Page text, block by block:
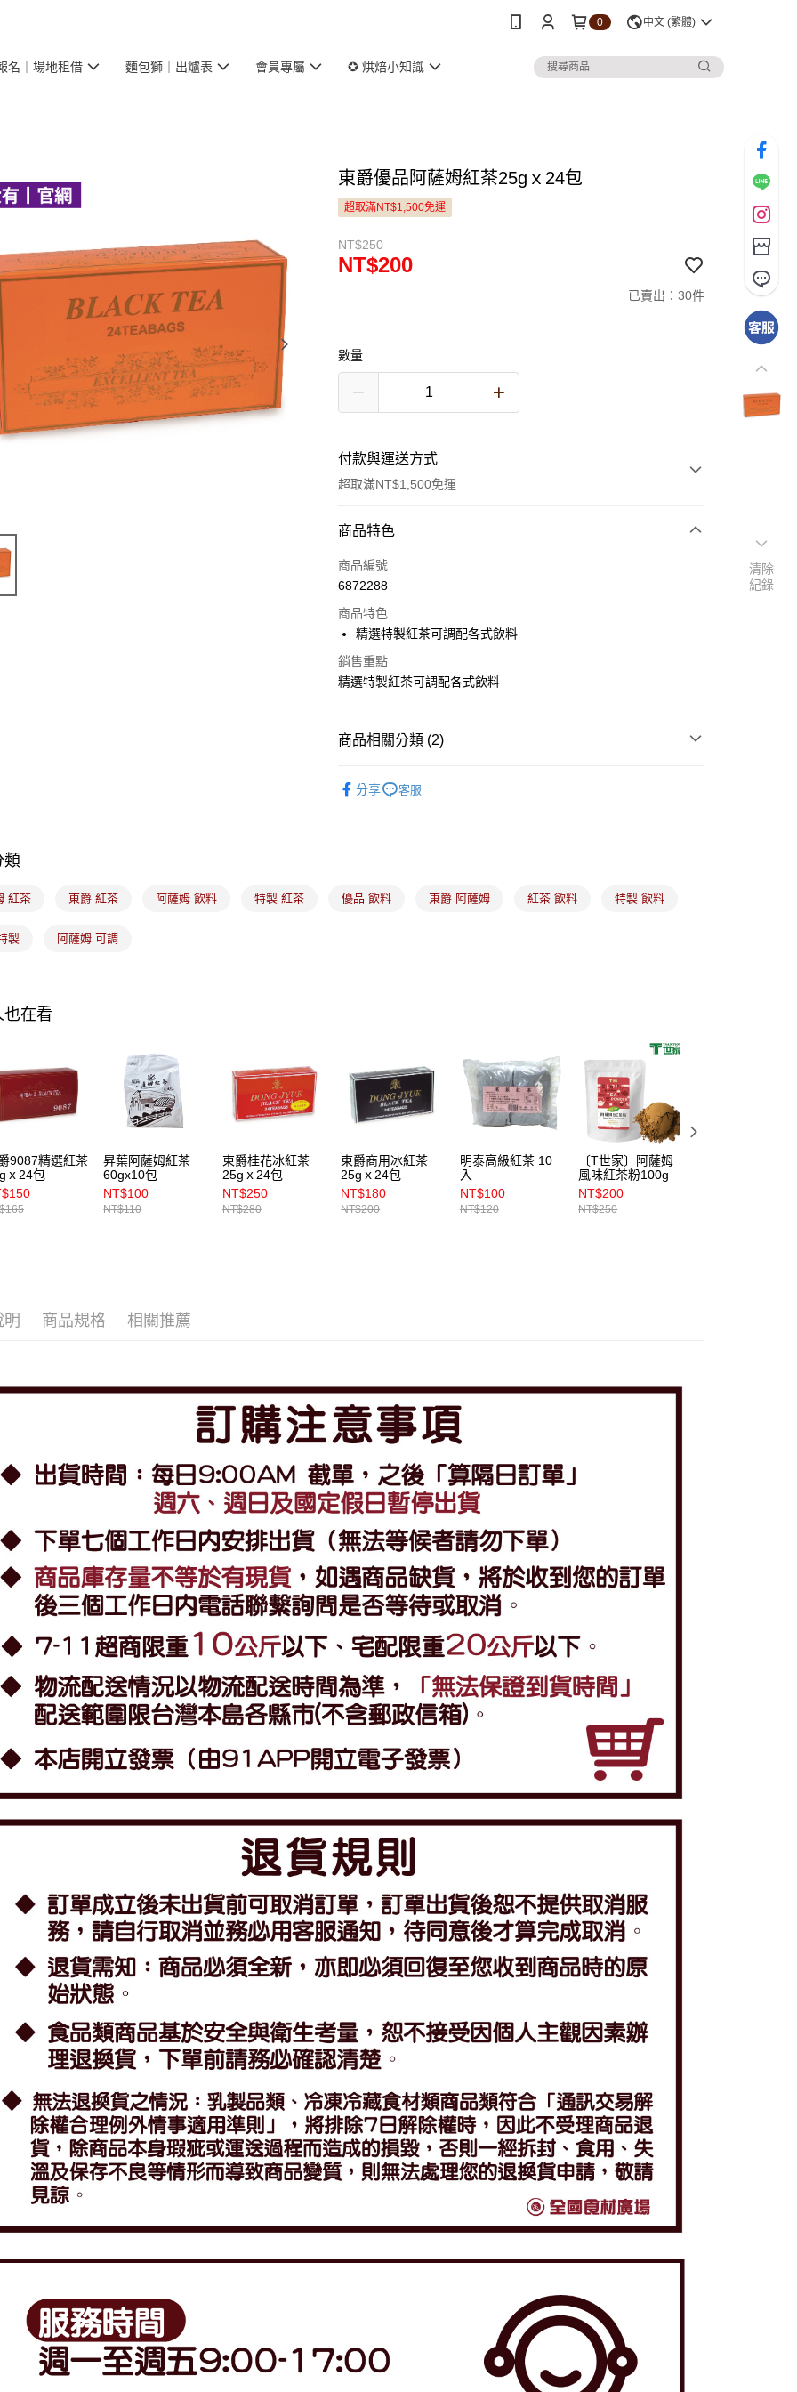
0 中文 (繁體)
名｜場地租借 麵包獅｜出爐表 會員專屬 ✪ 烘焙小知識
東爵優品阿薩姆紅茶25gｘ24包
超取滿NT$1,500免運
NT$250
NT$200
已賣出：30件
數量
付款與運送方式
超取滿NT$1,500免運
付款方式
信用卡一次付款
Apple Pay
悠遊付
常溫宅配-(限重20kg以下)
商品特色
商品編號
6872288
商品特色
精選特製紅茶可調配各式飲料
銷售重點
精選特製紅茶可調配各式飲料
商品相關分類 (2)
分享 客服
類
紅茶 東爵 紅茶 阿薩姆 飲料 特製 紅茶 優品 飲料 東爵 阿薩姆 紅茶 飲料 特製 飲料
製 阿薩姆 可調
也在看
9087精選紅茶
ｘ24包
昇葉阿薩姆紅茶
60gx10包
NT$100
NT$110
東爵桂花冰紅茶
25gｘ24包
NT$250
NT$280
東爵商用冰紅茶
25gｘ24包
NT$180
NT$200
明泰高級紅茶 10
入
NT$100
NT$120
〔T世家〕阿薩姆
風味紅茶粉100g
NT$200
NT$250
明 商品規格 相關推薦
清除
紀錄